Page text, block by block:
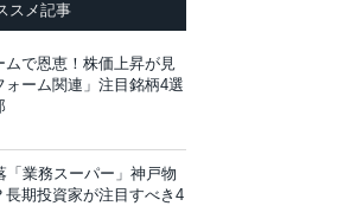
スメ記事
ムで恩恵！株価上昇が見
ォーム関連」注目銘柄4選
「業務スーパー」神戸物
長期投資家が注目すべき4